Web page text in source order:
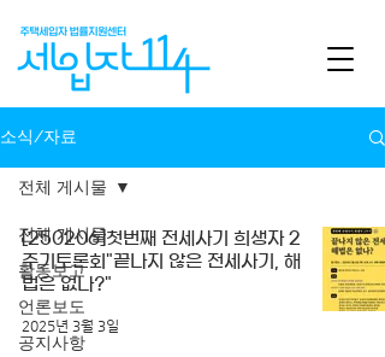
소식/자료
전체 게시물
활동보고
언론보도
공지사항
전체 게시물
[250206]첫번째 전세사기 희생자 2
주기토론회"끝나지 않은 전세사기, 해
법은 없나?"
2025년 3월 3일